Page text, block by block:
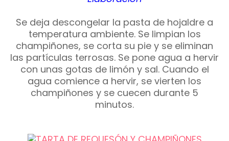
Se deja descongelar la pasta de hojaldre a
temperatura ambiente. Se limpian los
champiñones, se corta su pie y se eliminan
las partículas terrosas. Se pone agua a hervir
con unas gotas de limón y sal. Cuando el
agua comience a hervir, se vierten los
champiñones y se cuecen durante 5
minutos.